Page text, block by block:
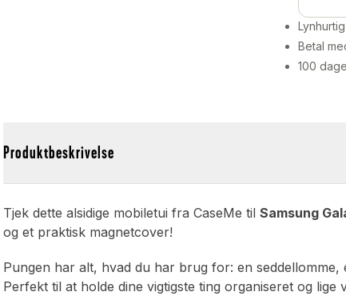
Betal
100
Produktbeskrivelse
Tjek dette alsidige mobiletui fra CaseMe tilSamsung
og et praktisk magnetcover!
Pungen har alt, hvad du har brug for: en
Perfekt til at holde dine vigtigste ting organiseret og lige